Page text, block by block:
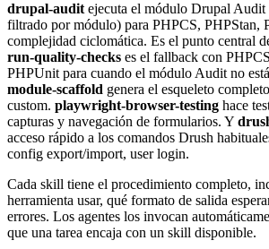
drupal-audit ejecuta el módulo Drupal Audit
filtrado por módulo) para PHPCS, PHPStan,
complejidad ciclomática. Es el punto central
run-quality-checks es el fallback con
PHPUnit para cuando el módulo Audit no
module-scaffold genera el esqueleto
custom. playwright-browser-testing hace
capturas y navegación de formularios. Y
acceso rápido a los comandos Drush
config export/import, user login.
Cada skill tiene el procedimiento completo,
herramienta usar, qué formato de salida
errores. Los agentes los invocan
que una tarea encaja con un skill disponible.